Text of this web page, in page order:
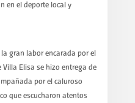
en el deporte local y
gran labor encarada por el
Elisa se hizo entrega de
por el caluroso
que escucharon atentos